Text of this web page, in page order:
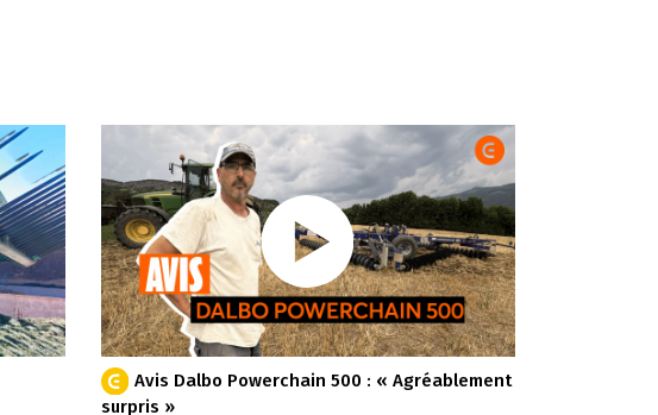
Avis Dalbo Powerchain 500 : « Agréablement
surpris »